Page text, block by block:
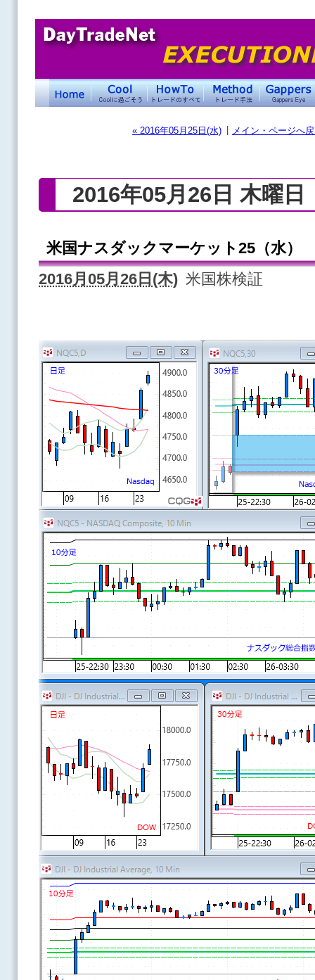
« 2016年05月25日(水) メイン・ページへ
2016年05月26日 木曜日
米国ナスダックマーケット25（水）
2016月05月26日(木) 米国株検証